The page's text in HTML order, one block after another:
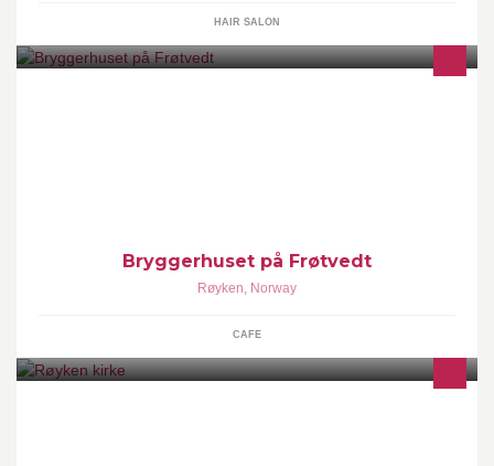
HAIR SALON
Bryggerhuset på Frøtvedt
Røyken, Norway
CAFE